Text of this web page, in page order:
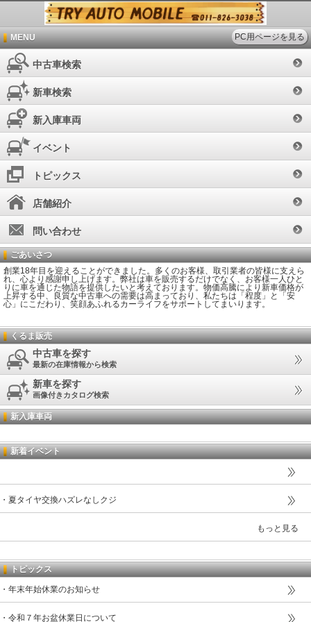
MENU PC用ページを見る
中古車検索
新車検索
新入庫車両
イベント
トピックス
店舗紹介
問い合わせ
ごあいさつ
創業18年目を迎えることができました。多くのお客様、取引業者の皆様に支えら
れ、心より感謝申し上げます。弊社は車を販売するだけでなく、お客様一人ひと
りに車を通じた物語を提供したいと考えております。物価高騰により新車価格が
上昇する中、良質な中古車への需要は高まっており、私たちは「程度」と「安
心」にこだわり、笑顔あふれるカーライフをサポートしてまいります。
くるま販売
中古車を探す
最新の在庫情報から検索
新車を探す
画像付きカタログ検索
新入庫車両
新着イベント
・夏タイヤ交換ハズレなしクジ
もっと見る
トピックス
・年末年始休業のお知らせ
・令和７年お盆休業日について